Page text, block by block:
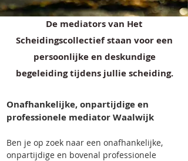
De mediators van Het
Scheidingscollectief staan voor een
persoonlijke en deskundige
begeleiding tijdens jullie scheiding.
Onafhankelijke, onpartijdige en
professionele mediator Waalwijk
Ben je op zoek naar een onafhankelijke,
onpartijdige en bovenal professionele